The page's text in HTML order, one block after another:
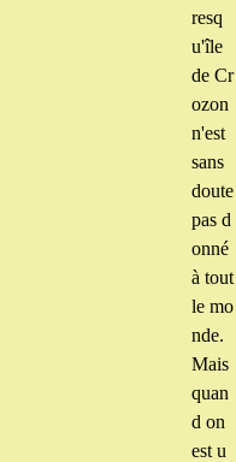
resq
u'île
de Cr
ozon
n'est
sans
doute
pas d
onné
à tout
le mo
nde.
Mais
quan
d on
est u